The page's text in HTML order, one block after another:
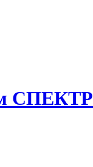
СПЕКТР